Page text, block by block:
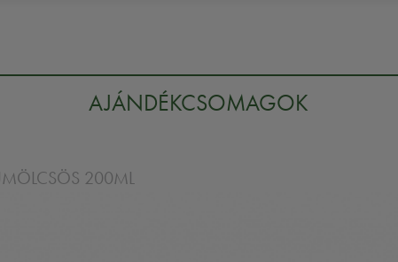
AJÁNDÉKCSOMAGOK
200ML